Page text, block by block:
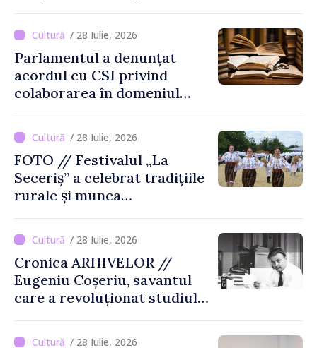
de-a șasea ediție
/ 28 Iulie, 2026
Parlamentul a denunțat
acordul cu CSI privind
colaborarea în domeniul
/ 28 Iulie, 2026
FOTO // Festivalul „La
Seceriș” a celebrat tradițiile
rurale și munca
/ 28 Iulie, 2026
Cronica ARHIVELOR //
Eugeniu Coșeriu, savantul
care a revoluționat studiul
/ 28 Iulie, 2026